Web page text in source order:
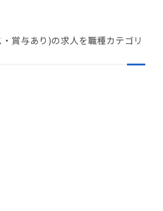
賞与あり)の求人を職種カテゴリ